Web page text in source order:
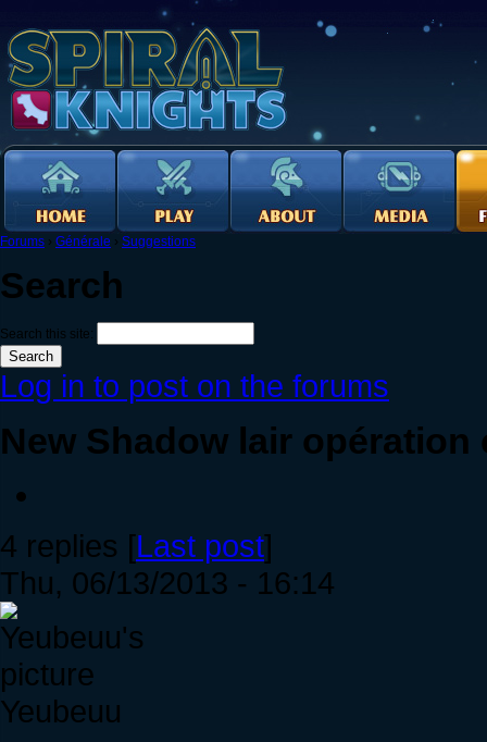
Forums › Générale › Suggestions
Search
Search this site:
Log in to post on the forums
New Shadow lair
4 replies [Last post]
Thu, 06/13/2013 - 16:14
Yeubeuu